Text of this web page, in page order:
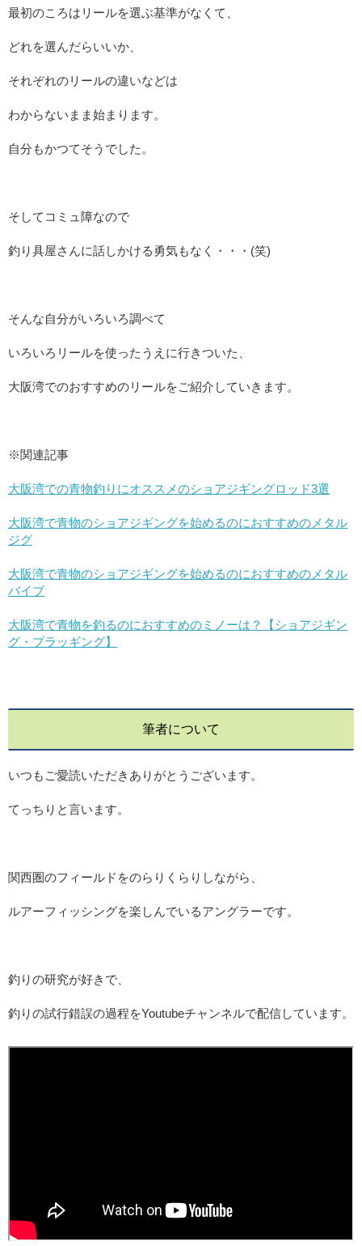
最初のころはリールを選ぶ基準がなくて、
どれを選んだらいいか、
それぞれのリールの違いなどは
わからないまま始まります。
自分もかつてそうでした。
そしてコミュ障なので
釣り具屋さんに話しかける勇気もなく・・・(笑)
そんな自分がいろいろ調べて
いろいろリールを使ったうえに行きついた、
大阪湾でのおすすめのリールをご紹介していきます。
※関連記事
大阪湾での青物釣りにオススメのショアジギングロッド3選
大阪湾で青物のショアジギングを始めるのにおすすめのメタル
ジグ
大阪湾で青物のショアジギングを始めるのにおすすめのメタル
バイブ
大阪湾で青物を釣るのにおすすめのミノーは？【ショアジギン
グ・プラッギング】
筆者について
いつもご愛読いただきありがとうございます。
てっちりと言います。
関西圏のフィールドをのらりくらりしながら、
ルアーフィッシングを楽しんでいるアングラーです。
釣りの研究が好きで、
釣りの試行錯誤の過程をYoutubeチャンネルで配信しています。